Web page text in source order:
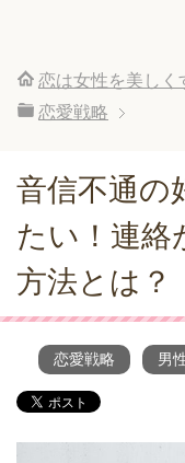
恋は女性を美し
恋愛戦略
音信不通の
たい！連絡
方法とは？
恋愛戦略 男